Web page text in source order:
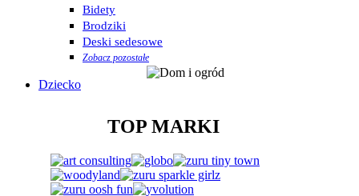
Bidety
Brodziki
Deski sedesowe
Zobacz pozostałe
Dziecko
TOP MARKI